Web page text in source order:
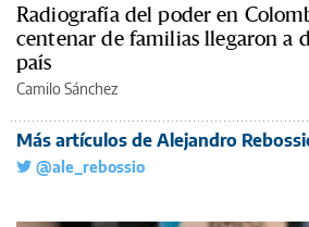
Radiografía del poder en
centenar de familias llegaron a
país
Camilo Sánchez
Más artículos de Alejandro
@ale_rebossio